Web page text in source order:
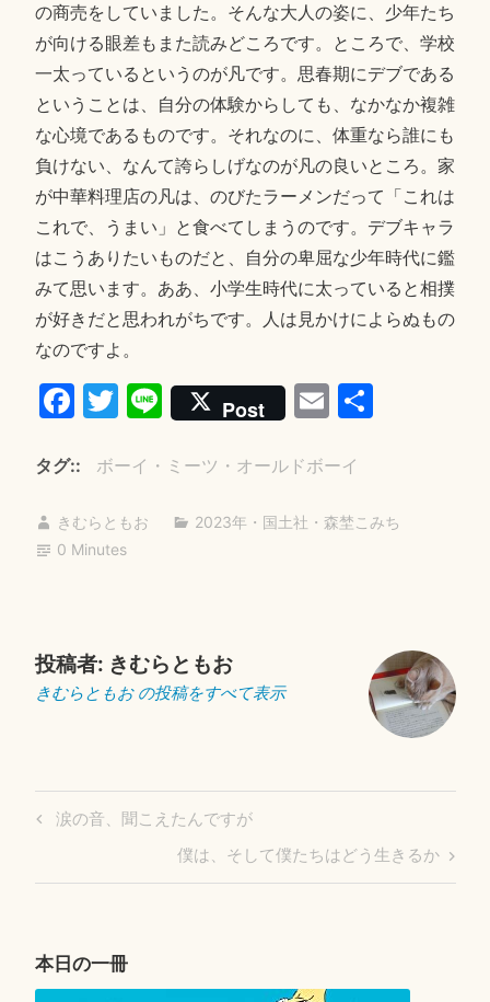
の商売をしていました。そんな大人の姿に、少年たち
が向ける眼差もまた読みどころです。ところで、学校
一太っているというのが凡です。思春期にデブである
ということは、自分の体験からしても、なかなか複雑
な心境であるものです。それなのに、体重なら誰にも
負けない、なんて誇らしげなのが凡の良いところ。家
が中華料理店の凡は、のびたラーメンだって「これは
これで、うまい」と食べてしまうのです。デブキャラ
はこうありたいものだと、自分の卑屈な少年時代に鑑
みて思います。ああ、小学生時代に太っていると相撲
が好きだと思われがちです。人は見かけによらぬもの
なのですよ。
Fa
bo
ok
T
tte
r
Li
ne
Post E
ail
共
タグ: ボーイ・ミーツ・オールドボーイ
きむらともお 2023年 ・ 国土社 ・ 森埜こみち
0 Minutes
投稿者: きむらともお
きむらともお の投稿をすべて表示
投
ー
シ
Previous
涙の音、聞こえたんですが
Next
Post
僕は、そして僕たちはどう生きるか
本日の一冊